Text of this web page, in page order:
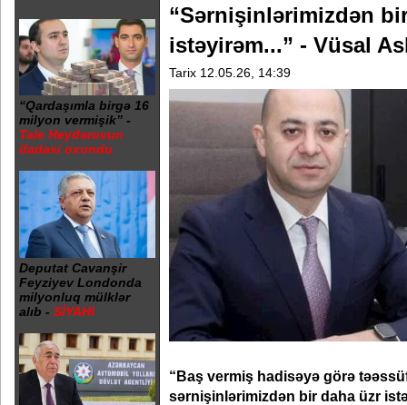
“Qardaşımla birgə 16
milyon vermişik” -
Tale Heydərovun
ifadəsi oxundu
Deputat Cavanşir
Feyziyev Londonda
milyonluq mülklər
alıb - SİYAHI
“Sərnişinlərimizdən
istəyirəm...” - Vüsal
Tarix 12.05.26, 14:39
“Baş vermiş hadisəyə görə
sərnişinlərimizdən bir daha üzr